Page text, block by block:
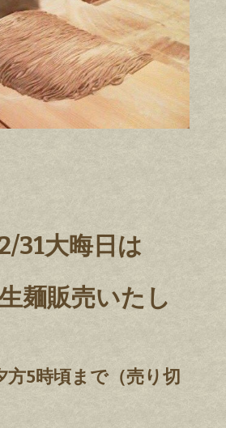
31大晦日は
麺販売いたし
方5時頃まで（売り切